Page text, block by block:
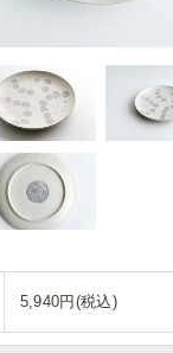
5,940円(税込)